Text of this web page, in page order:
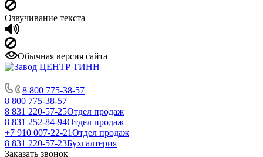
Озвучивание текста
Обычная версия сайта
8 800 775-38-57
8 800 775-38-57
8 831 220-57-25Отдел продаж
8 831 252-84-94Отдел продаж
+7 910 007-22-21Отдел продаж
8 831 220-57-23Бухгалтерия
Заказать звонок